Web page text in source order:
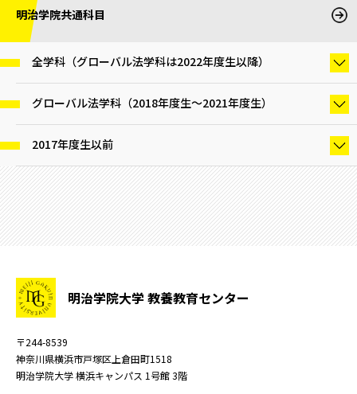
明治学院共通科目
全学科（グローバル法学科は2022年度生以降）
グローバル法学科（2018年度生～2021年度生）
2017年度生以前
明治学院大学 教養教育センター
〒244-8539
神奈川県横浜市戸塚区上倉田町1518
明治学院大学 横浜キャンパス 1号館 3階